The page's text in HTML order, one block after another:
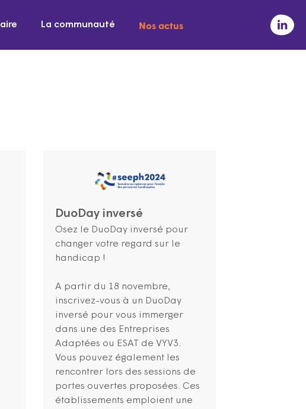
La communauté Nos actus
DuoDay inversé
Osez le DuoDay inversé pour
changer votre regard sur le
handicap !
A partir du 18 novembre,
inscrivez-vous à un DuoDay
inversé pour vous immerger
dans une des Entreprises
Adaptées ou ESAT de VYV3.
Vous pouvez également les
rencontrer lors des sessions de
portes ouvertes proposées. Ces
établissements emploient une